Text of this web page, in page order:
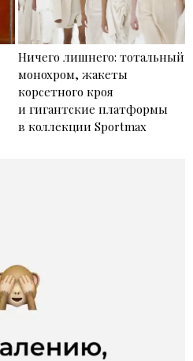
Ничего лишнего: тотальный
монохром, жакеты
корсетного кроя
и гигантские платформы
в коллекции Sportmax